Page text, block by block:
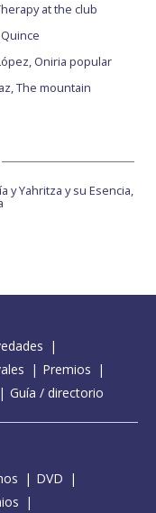
at the club
Oniria popular
The mountain
y Yahritza y su Esencia,
Premios
Guía / directorio
DVD